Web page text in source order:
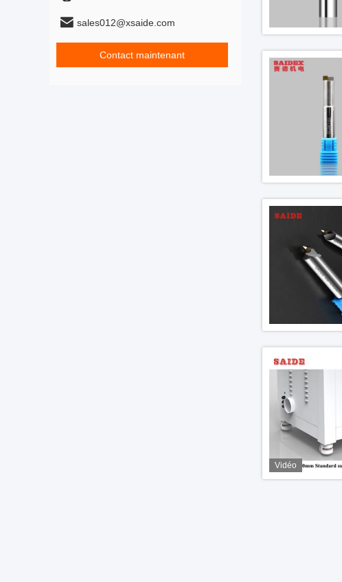
sales012@xsaide.com
Contact maintenant
Vidéo